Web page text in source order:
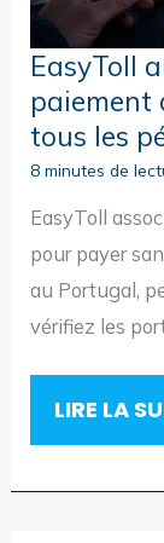
EasyToll
paiement
tous les
8 minutes de
EasyToll
pour payer
au Portugal,
vérifiez les
EASYTOLL
30
LIRE LA